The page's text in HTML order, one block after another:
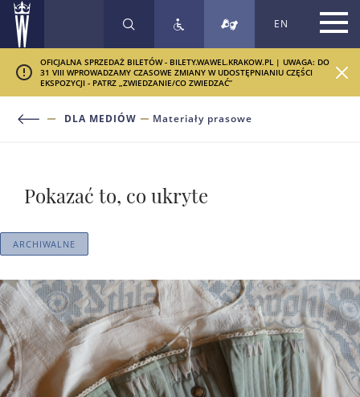
SZUKAJ EN
OFICJALNA SPRZEDAŻ BILETÓW - BILETY.WAWEL.KRAKOW.PL | UWAGA: DO
31 VIII WPROWADZAMY CZASOWE ZMIANY W UDOSTĘPNIANIU CZĘŚCI
EKSPOZYCJI - PATRZ „ZWIEDZANIE/CO ZWIEDZAĆ”
DLA MEDIÓW Materiały prasowe
Pokazać to, co ukryte
ARCHIWALNE